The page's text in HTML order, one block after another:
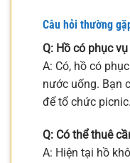
Câu hỏi thường
Q: Hồ có phục
A: Có, hồ có
nước uống. Bạn
để tổ chức picnic.
Q: Có thể thuê
A: Hiện tại hồ